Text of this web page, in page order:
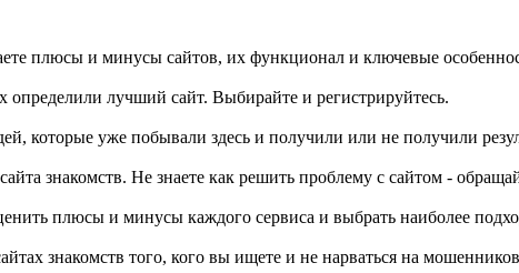
плюсы и минусы сайтов, их функционал и ключевые
лучший сайт. Выбирайте и регистрируйтесь.
которые уже побывали здесь и получили или не получили
знакомств. Не знаете как решить проблему с сайтом -
плюсы и минусы каждого сервиса и выбрать наиболее
знакомств того, кого вы ищете и не нарваться на